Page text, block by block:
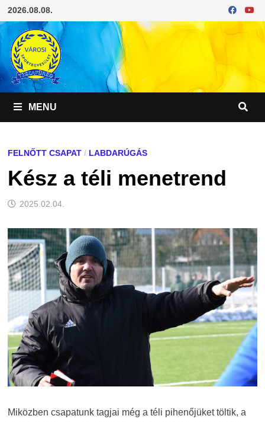
Skip
to
content
2026.08.08.
MENU
FELNŐTT CSAPAT/ LABDARÚGÁS
Kész a téli menetrend
2025.02.04.
Miközben csapatunk tagjai még a téli pihenőjüket töltik, a